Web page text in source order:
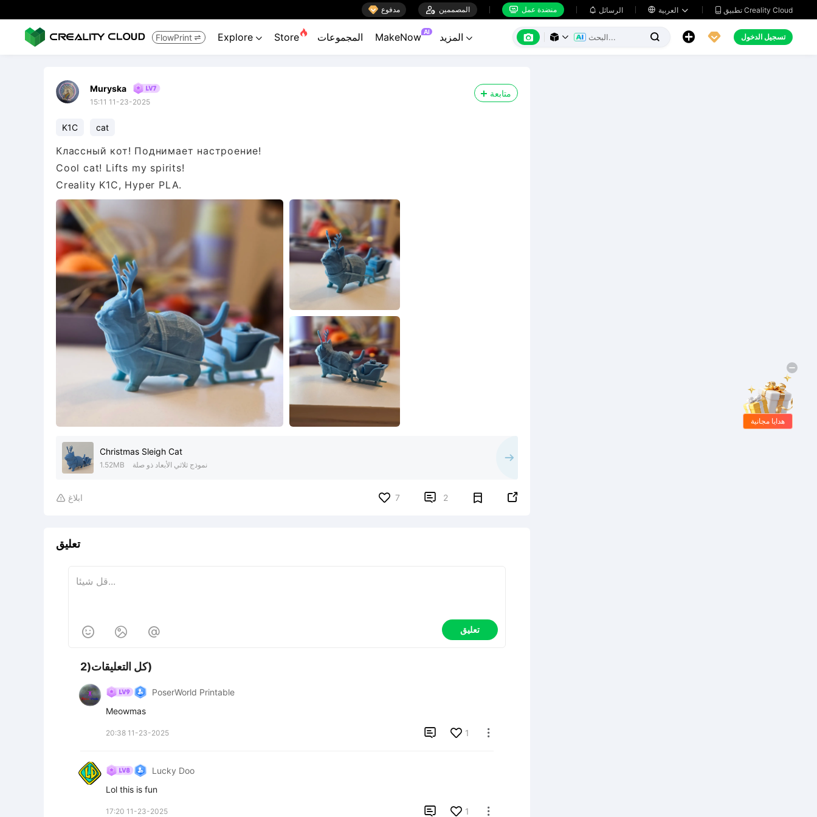
 مدفوع  المصممين  منضدة عمل  الرسائل    تطبيق Creality Cloud
FlowPrint  Explore  Store المجموعات MakeNow AI
       تسجيل الدخول
Muryska
15:11 11-23-2025
متابعة
K1C cat
Классный кот! Поднимает настроение!
Cool cat! Lifts my spirits!
Creality K1C, Hyper PLA.
Christmas Sleigh Cat
1.52MB نموذج ثلاثي الأبعاد ذو صلة
 ابلاغ 7  2 
تعليق
   تعليق
كل التعليقات(2)
PoserWorld Printable
Meowmas
20:38 11-23-2025  1 
Lucky Doo
Lol this is fun
17:20 11-23-2025  1 
هدايا مجانية